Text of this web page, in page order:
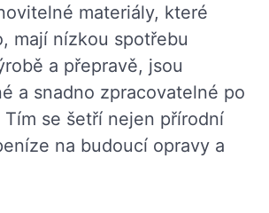
materiály, které
mají nízkou spotřebu
a přepravě, jsou
a snadno zpracovatelné po
se šetří nejen přírodní
na budoucí opravy a